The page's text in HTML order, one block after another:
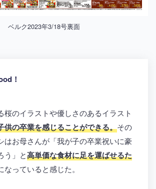
ベルク2023年3/18号裏面
！
桜のイラストや優しさのあるイラスト
供の卒業を感じることができる。その
はお母さんが「我が子の卒業祝いに豪
う」と高単価な食材に足を運ばせるた
なっていると感じた。